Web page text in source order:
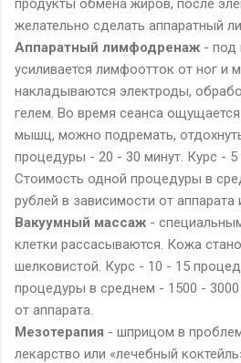
желательно сделать аппаратный
Аппаратный лимфодренаж - под
усиливается лимфоотток от ног и
накладываются электроды,
гелем. Во время сеанса
мышц, можно подремать,
процедуры - 20 - 30 минут. Курс - 5
Стоимость одной процедуры в
рублей в зависимости от
Вакуумный массаж -
клетки рассасываются. Кожа
шелковистой. Курс - 10 - 15
процедуры в среднем - 1500 -
от аппарата.
Мезотерапия - шприцом в
лекарство или «лечебный